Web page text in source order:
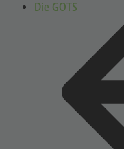
Die GOTS